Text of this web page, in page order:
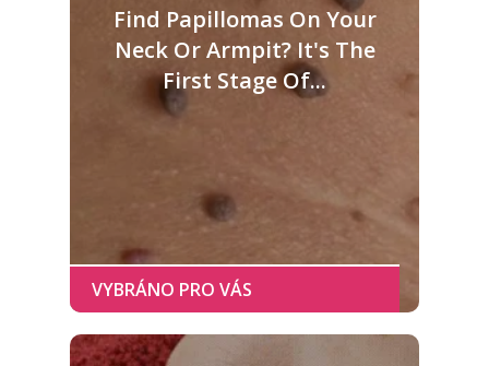
Find Papillomas On Your
Neck Or Armpit? It's The
First Stage Of...